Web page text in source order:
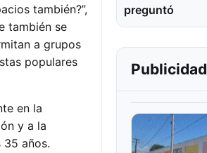
también?”,
también se
a grupos
populares
en la
y a la
años.
preguntó
Publicidad